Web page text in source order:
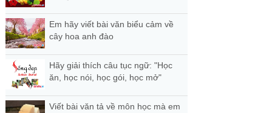
Em hãy viết bài văn biểu cảm về
cây hoa anh đào
Hãy giải thích câu tục ngữ: "Học
ăn, học nói, học gói, học mở"
Viết bài văn tả về môn học mà em